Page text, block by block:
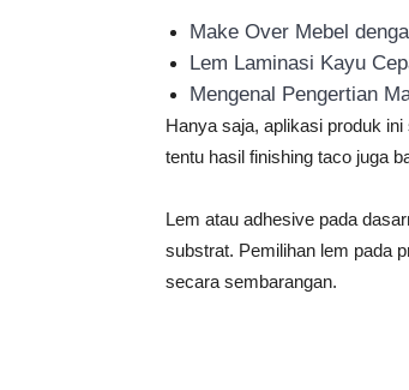
Make Over Mebel
Lem Laminasi Kayu
Mengenal Pengertian
Hanya saja, aplikasi produk
tentu hasil finishing taco juga
Lem atau adhesive pada
substrat. Pemilihan lem pada
secara sembarangan.